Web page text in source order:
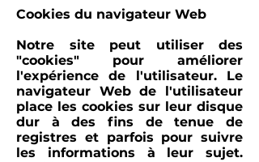
Cookies du navigateur Web
Notre site peut utiliser des
"cookies" pour améliorer
l'expérience de l'utilisateur. Le
navigateur Web de l'utilisateur
place les cookies sur leur disque
dur à des fins de tenue de
registres et parfois pour suivre
les informations à leur sujet.